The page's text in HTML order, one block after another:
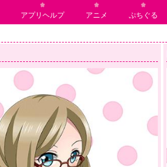
アプリヘルプ アニメ ぷちぐる